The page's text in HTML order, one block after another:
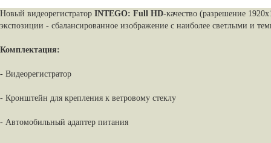
Новый видеорегистратор INTEGO: Full HD-качество (разрешение
экспозиции - сбалансированное изображение с наиболее светлыми и
Комплектация:
- Видеорегистратор
- Кронштейн для крепления к ветровому стеклу
- Автомобильный адаптер питания